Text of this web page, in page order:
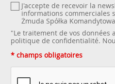
J'accepte de recevoir la
informations commerciales
Żmuda Spółka Komandytowa
"Le traitement de vos données
politique de confidentialité.
* champs obligatoires